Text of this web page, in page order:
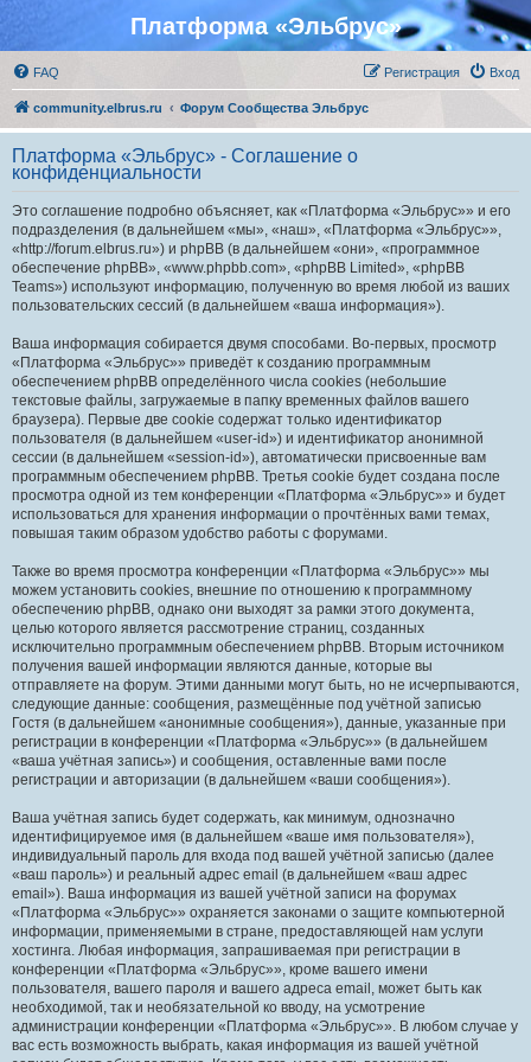
Платформа «Эльбрус»
FAQ Вход
Регистрация
community.elbrus.ru Форум Сообщества Эльбрус
Платформа «Эльбрус» - Соглашение о
конфиденциальности
Это соглашение подробно объясняет, как «Платформа «Эльбрус»» и его
подразделения (в дальнейшем «мы», «наш», «Платформа «Эльбрус»»,
«http://forum.elbrus.ru») и phpBB (в дальнейшем «они», «программное
обеспечение phpBB», «www.phpbb.com», «phpBB Limited», «phpBB
Teams») используют информацию, полученную во время любой из ваших
пользовательских сессий (в дальнейшем «ваша информация»).
Ваша информация собирается двумя способами. Во-первых, просмотр
«Платформа «Эльбрус»» приведёт к созданию программным
обеспечением phpBB определённого числа cookies (небольшие
текстовые файлы, загружаемые в папку временных файлов вашего
браузера). Первые две cookie содержат только идентификатор
пользователя (в дальнейшем «user-id») и идентификатор анонимной
сессии (в дальнейшем «session-id»), автоматически присвоенные вам
программным обеспечением phpBB. Третья cookie будет создана после
просмотра одной из тем конференции «Платформа «Эльбрус»» и будет
использоваться для хранения информации о прочтённых вами темах,
повышая таким образом удобство работы с форумами.
Также во время просмотра конференции «Платформа «Эльбрус»» мы
можем установить cookies, внешние по отношению к программному
обеспечению phpBB, однако они выходят за рамки этого документа,
целью которого является рассмотрение страниц, созданных
исключительно программным обеспечением phpBB. Вторым источником
получения вашей информации являются данные, которые вы
отправляете на форум. Этими данными могут быть, но не исчерпываются,
следующие данные: сообщения, размещённые под учётной записью
Гостя (в дальнейшем «анонимные сообщения»), данные, указанные при
регистрации в конференции «Платформа «Эльбрус»» (в дальнейшем
«ваша учётная запись») и сообщения, оставленные вами после
регистрации и авторизации (в дальнейшем «ваши сообщения»).
Ваша учётная запись будет содержать, как минимум, однозначно
идентифицируемое имя (в дальнейшем «ваше имя пользователя»),
индивидуальный пароль для входа под вашей учётной записью (далее
«ваш пароль») и реальный адрес email (в дальнейшем «ваш адрес
email»). Ваша информация из вашей учётной записи на форумах
«Платформа «Эльбрус»» охраняется законами о защите компьютерной
информации, применяемыми в стране, предоставляющей нам услуги
хостинга. Любая информация, запрашиваемая при регистрации в
конференции «Платформа «Эльбрус»», кроме вашего имени
пользователя, вашего пароля и вашего адреса email, может быть как
необходимой, так и необязательной ко вводу, на усмотрение
администрации конференции «Платформа «Эльбрус»». В любом случае у
вас есть возможность выбрать, какая информация из вашей учётной